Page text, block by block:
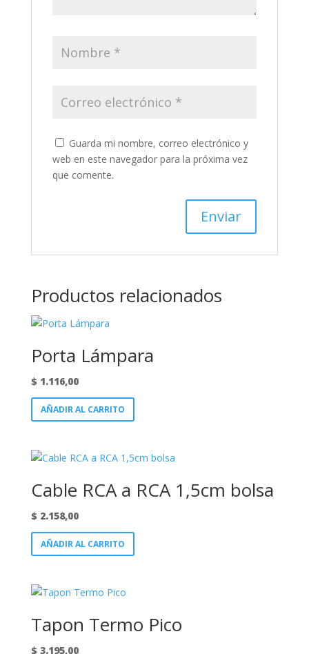
Guarda mi nombre, correo electrónico y
web en este navegador para la próxima vez
que comente.
Productos relacionados
Porta Lámpara
$1.116,00
AÑADIR AL CARRITO
Cable RCA a RCA 1,5cm bolsa
$2.158,00
AÑADIR AL CARRITO
Tapon Termo Pico
$3.195,00